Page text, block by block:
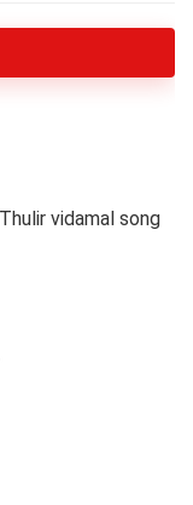
vidamal song